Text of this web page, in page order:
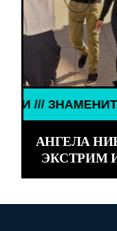
АНГЕЛА
ЭКСТРИМ